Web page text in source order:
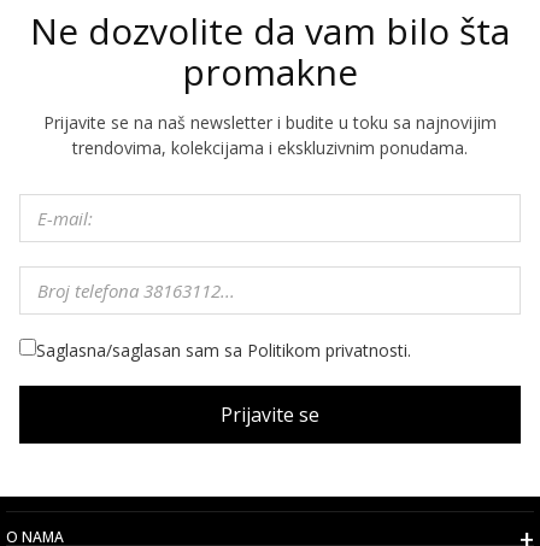
Ne dozvolite da vam bilo šta
promakne
Prijavite se na naš newsletter i budite u toku sa najnovijim
trendovima, kolekcijama i ekskluzivnim ponudama.
Saglasna/saglasan sam sa Politikom privatnosti.
Prijavite se
O NAMA